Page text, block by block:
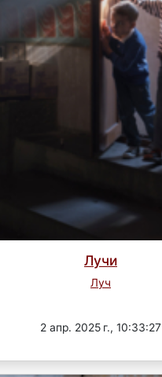
Лучи
Луч
2 апр. 2025 г., 10:33:27